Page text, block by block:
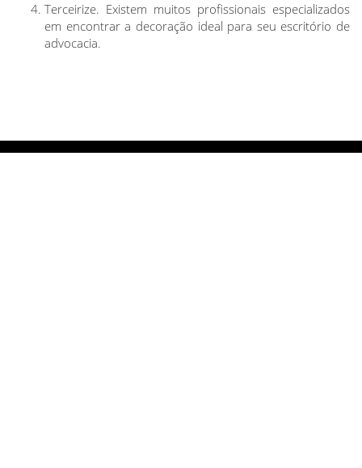
Terceirize. Existem muitos profissionais especializados
em encontrar a decoração ideal para seu escritório de
advocacia.